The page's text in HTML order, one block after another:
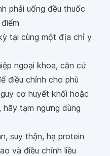
phải uống đều thuốc
tại cùng một địa chỉ y
ngoại khoa, căn cứ
điều chỉnh cho phù
cơ huyết khối hoặc
hãy tạm ngưng dùng
suy thận, hạ protein
và điều chỉnh liều